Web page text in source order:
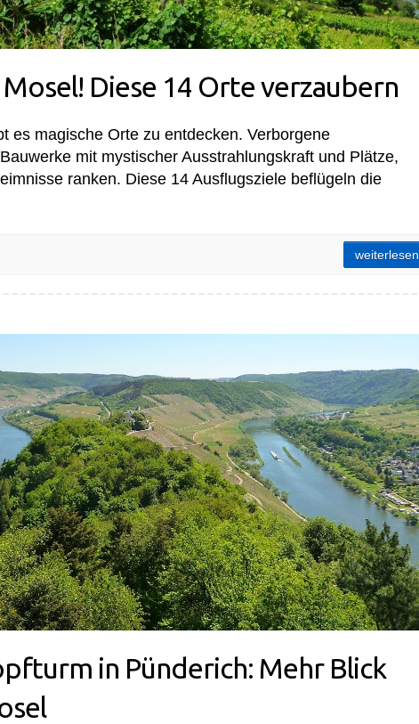
Diese 14 Orte verzaubern
es magische Orte zu entdecken. Verborgene
mit mystischer Ausstrahlungskraft und Plätze,
ranken. Diese 14 Ausflugsziele beflügeln die
weiterlesen
in Pünderich: Mehr Blick